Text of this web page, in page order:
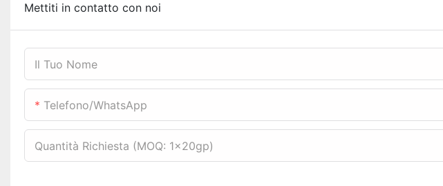
Mettiti in contatto con noi
Il Tuo Nome
Telefono/WhatsApp
Quantità Richiesta (MOQ: 1x20gp)